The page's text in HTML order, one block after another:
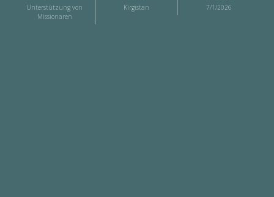
Unterstützung von
Missionaren
Kirgistan 7/1/2026